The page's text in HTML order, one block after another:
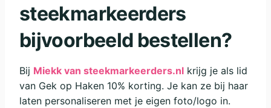
steekmarkeerders
bijvoorbeeld bestellen?
Bij Miekk van steekmarkeerders.nl krijg je als lid
van Gek op Haken 10% korting. Je kan ze bij haar
laten personaliseren met je eigen foto/logo in.